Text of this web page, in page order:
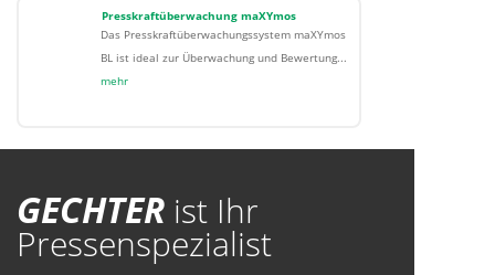
Presskraftüberwachung maXYmos
Das Presskraftüberwachungssystem maXYmos
BL ist ideal zur Überwachung und Bewertung...
mehr
GECHTER ist Ihr
Pressenspezialist